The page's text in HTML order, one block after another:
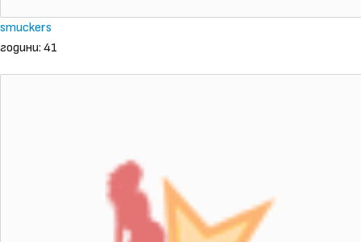
smuckers
години: 41